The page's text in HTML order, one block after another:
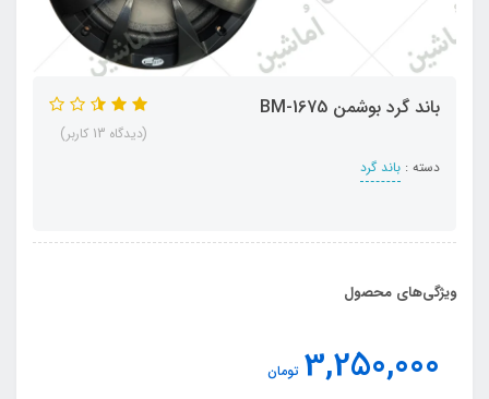
باند گرد بوشمن BM-1675
دسته : باند گرد
(دیدگاه 13 کاربر)
ویژگی‌های محصول
3,250,000 تومان